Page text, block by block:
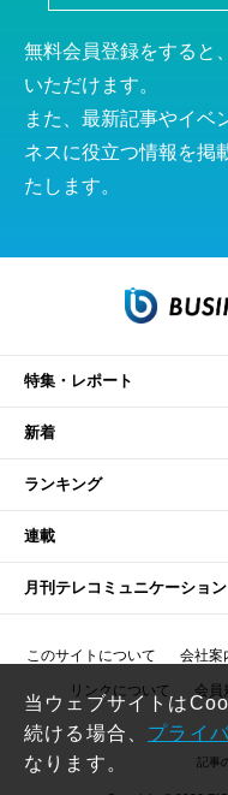
無料会員登録をすると
いただけます。
また、最新記事やイベ
ネスに役立つ情報を掲
たします。
特集・レポート
新着
ランキング
連載
月刊テレコミュニケーション
このサイトについて 会社案
リンクについて 会員
記事
当ウェブサイトは
続ける場合、 プライ
なります。